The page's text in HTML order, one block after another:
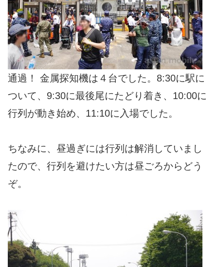
通過！ 金属探知機は４台でした。8:30に駅に
ついて、9:30に最後尾にたどり着き、10:00に
行列が動き始め、11:10に入場でした。
ちなみに、昼過ぎには行列は解消していまし
たので、行列を避けたい方は昼ごろからどう
ぞ。